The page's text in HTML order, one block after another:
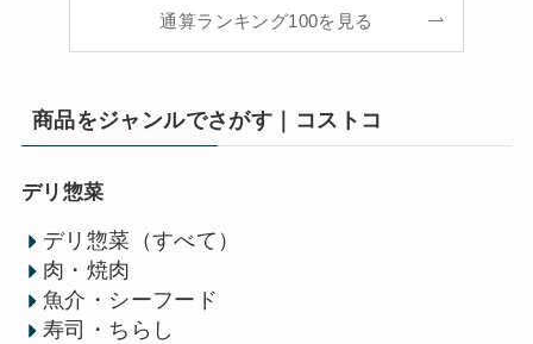
通算ランキング100を見る
商品をジャンルでさがす｜コストコ
デリ惣菜
デリ惣菜（すべて）
肉・焼肉
魚介・シーフード
寿司・ちらし